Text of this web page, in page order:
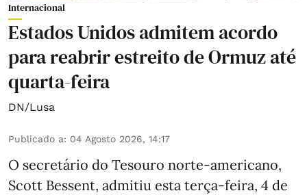
Internacional
Estados Unidos admitem acordo
para reabrir estreito de Ormuz até
quarta-feira
DN/Lusa
Publicado a: 04 Agosto 2026, 14:17
O secretário do Tesouro norte-americano,
Scott Bessent, admitiu esta terça-feira, 4 de